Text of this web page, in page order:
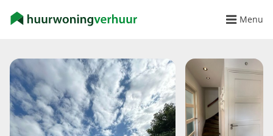
Menu